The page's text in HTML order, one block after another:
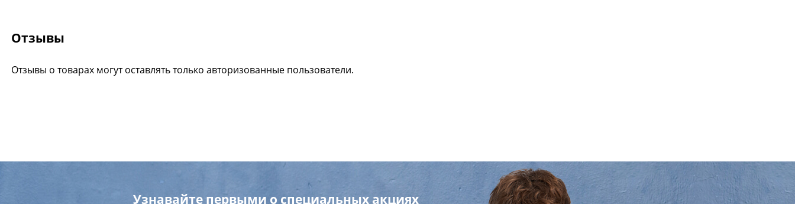
Отзывы
Отзывы о товарах могут оставлять только авторизованные пользователи.
Узнавайте первыми о специальных акциях